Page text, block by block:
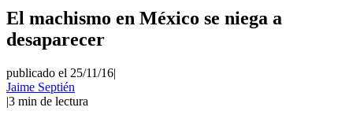
El machismo en México se niega a
desaparecer
publicado el 25/11/16|
Jaime Septién
|3 min de lectura